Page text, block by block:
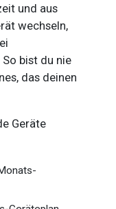
und aus
wechseln,
bist du nie
das deinen
Geräte